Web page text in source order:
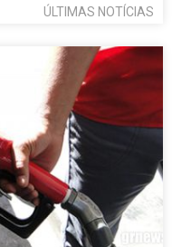
ÚLTIMAS NOTÍCIAS